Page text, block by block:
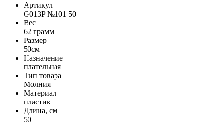
Артикул
G013P №101 50
Вес
62 грамм
Размер
50см
Назначение
плательная
Тип товара
Молния
Материал
пластик
Длина, см
50